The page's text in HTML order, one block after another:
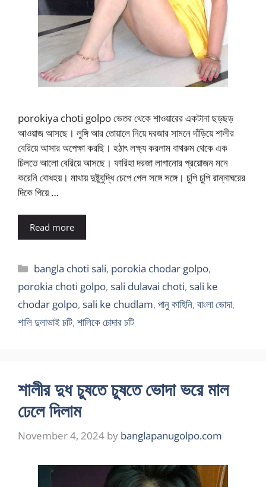
porokiya choti golpo ভেতর থেকে শাওয়ারের একটানা ছড়ছড়
আওয়াজ আসছে। লুঙ্গি আর তোয়ালে নিয়ে দরজার সামনে দাঁড়িয়ে শালীর
বেরিয়ে আসার অপেক্ষা করছি। হঠাৎ লক্ষ্য করলাম বাথরুম থেকে এক
চিলতে আলো বেরিয়ে আসছে। ফারিহা দরজা লাগানোর প্রয়োজন মনে
করেনি বোধহয়। মাথায় দুষ্টুবুদ্ধি চেপে গেল সঙ্গে সঙ্গে। চুপি চুপি রান্নাঘরের
দিকে গিয়ে …
Read more
Categories
bangla choti sali, porokia chodar golpo,
porokia choti golpo, sali dulavai choti, sali ke
chodar golpo, sali ke chudlam, পানু কাহিনি, বাংলা ভোদা,
শালি দুলাভাই চটি, শালিকে চোদার চটি
শালীর দুধ চুষতে চুষতে ভোদা ভরে মাল
ঢেলে দিলাম
November 4, 2024 by banglapanugolpo.com